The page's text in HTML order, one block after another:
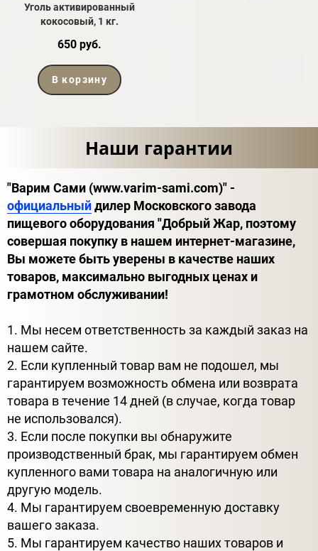
Уголь активированный
кокосовый, 1 кг.
650 руб.
В корзину
Наши гарантии
"Варим Сами (www.varim-sami.com)" -
официальныйдилер Московского завода
пищевого оборудования "Добрый Жар, поэтому
совершая покупку в нашем интернет-магазине,
Вы можете быть уверены в качестве наших
товаров, максимально выгодных ценах и
грамотном обслуживании!
1. Мы несем ответственность за каждый заказ на
нашем сайте.
2. Если купленный товар вам не подошел, мы
гарантируем возможность обмена или возврата
товара в течение 14 дней (в случае, когда товар
не использовался).
3. Если после покупки вы обнаружите
производственный брак, мы гарантируем обмен
купленного вами товара на аналогичную или
другую модель.
4. Мы гарантируем своевременную доставку
вашего заказа.
5. Мы гарантируем качество наших товаров и